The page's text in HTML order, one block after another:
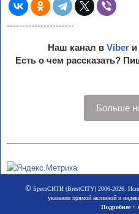
----------------------
Наш канал в Viber и
Есть о чем рассказать?
Больше
©БрестСИТИ (BrestCITY) 2006-2026.
указании прямой активной и
Подробнее +